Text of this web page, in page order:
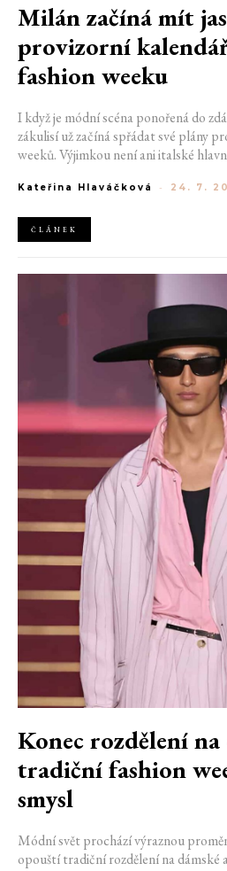
Milán začíná mít
provizorní
fashion weeku
I když je módní scéna ponořená do
zákulisí už začíná spřádat své plány
weeků. Výjimkou není ani italské
22. do 28. září přivítá tradiční jména,
Moschino.
Kateřina Hlaváčková - 24. 7.
ČLÁNEK
Konec rozdělení
tradiční fashion
smysl
Módní svět prochází výraznou
opouští tradiční rozdělení na dámské